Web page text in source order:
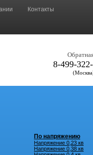
Контакты
8-499-
По напряжению
Напряжение 0,23 кв
Напряжение 0,38 кв